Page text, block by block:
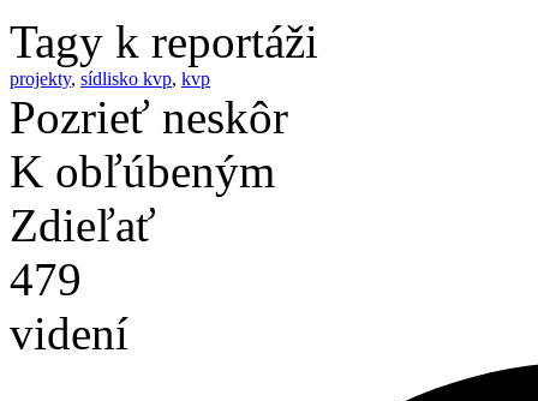
Tagy k reportáži
projekty, sídlisko kvp, kvp
Pozrieť neskôr
K obľúbeným
Zdieľať
479
videní